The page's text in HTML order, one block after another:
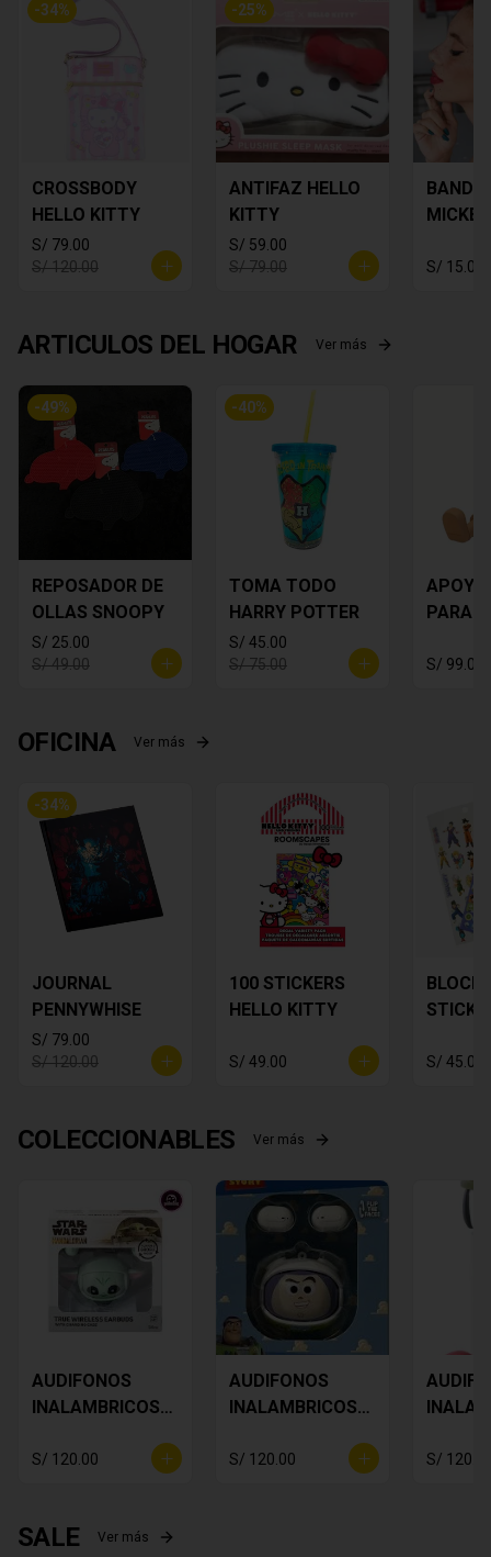
-34%
CROSSBODY
HELLO KITTY
S/ 79.00
S/ 120.00
-25%
ANTIFAZ HELLO
KITTY
S/ 59.00
S/ 79.00
MICKEY
S/ 15.00
ARTICULOS DEL HOGAR Ver más
-49%
REPOSADOR DE
OLLAS SNOOPY
S/ 25.00
S/ 49.00
-40%
TOMA TODO
HARRY POTTER
S/ 45.00
S/ 75.00
PARA
S/ 99.00
OFICINA Ver más
-34%
JOURNAL
PENNYWHISE
S/ 79.00
S/ 120.00
100 STICKERS
HELLO KITTY
S/ 49.00
BLOCK
S/ 45.00
COLECCIONABLES Ver más
AUDIFONOS
INALAMBRICOS
Yoda
S/ 120.00
AUDIFONOS
INALAMBRICOS
LIGHTYEAR
S/ 120.00 S/
SALE Ver más